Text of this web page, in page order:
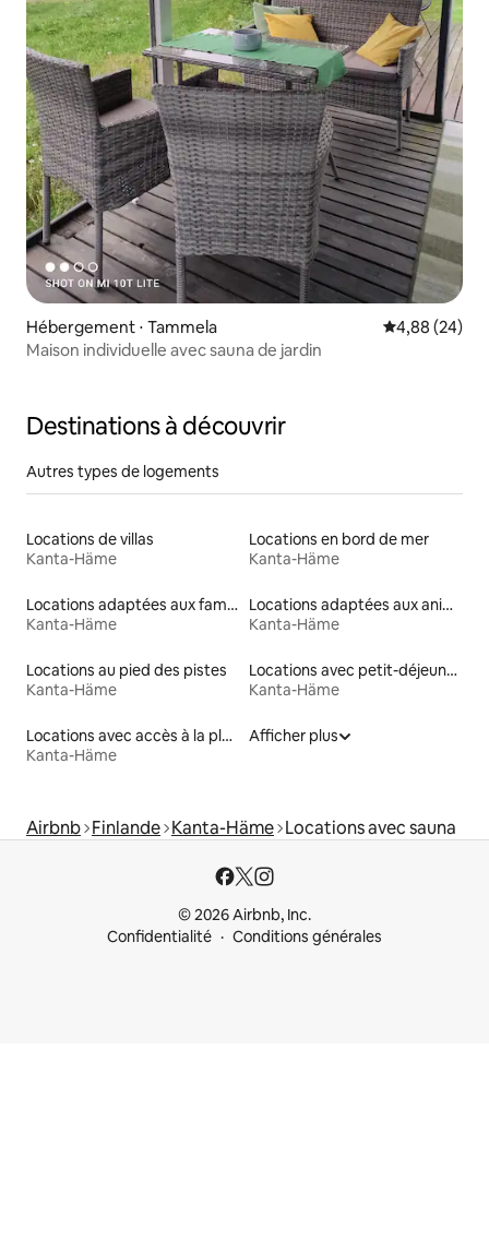
Hébergement ⋅ Tammela Évaluation
4,88 (24)
Maison individuelle avec sauna de jardin
Destinations à découvrir
Autres types de logements
Locations de villas
Kanta-Häme
Locations en bord de mer
Kanta-Häme
Locations adaptées aux familles
Kanta-Häme
Locations adaptées aux animaux
Kanta-Häme
Locations au pied des pistes
Kanta-Häme
Locations avec petit-déjeuner
Kanta-Häme
Locations avec accès à la plage
Kanta-Häme
Afficher plus
Airbnb Finlande Kanta-Häme Locations avec sauna
© 2026 Airbnb, Inc.
Confidentialité
Conditions générales